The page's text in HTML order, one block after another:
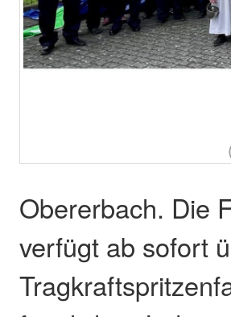
Obererbach. Die
verfügt ab sofort